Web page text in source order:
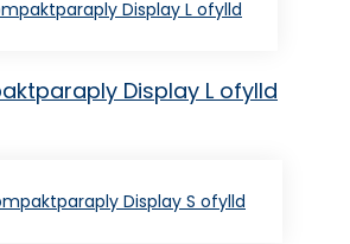
Display L ofylld